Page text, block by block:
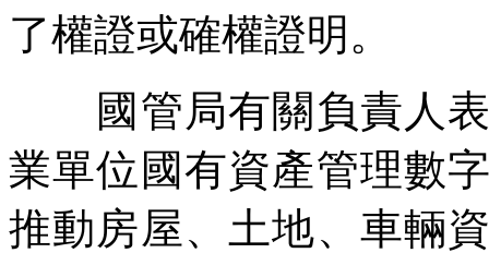
了權證或確權證明。
國管局有關負責人表
業單位國有資產管理數
推動房屋、土地、車輛